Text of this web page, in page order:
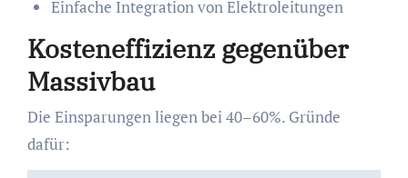
Einfache Integration von Elektroleitungen
Kosteneffizienz gegenüber
Massivbau
Die Einsparungen liegen bei 40–60%. Gründe
dafür: